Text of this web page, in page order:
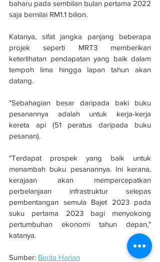
baharu pada sembilan bulan pertama 2022
saja bernilai RM1.1 bilion.
Katanya, sifat jangka panjang beberapa
projek seperti MRT3 memberikan
keterlihatan pendapatan yang baik dalam
tempoh lima hingga lapan tahun akan
datang.
"Sebahagian besar daripada baki buku
pesanannya adalah untuk kerja-kerja
kereta api (51 peratus daripada buku
pesanan).
"Terdapat prospek yang baik untuk
menambah buku pesanannya. Ini kerana,
kerajaan akan mempercepatkan
perbelanjaan infrastruktur selepas
pembentangan semula Bajet 2023 pada
suku pertama 2023 bagi menyokong
pertumbuhan ekonomi tahun depan,"
katanya.
Sumber: Berita Harian